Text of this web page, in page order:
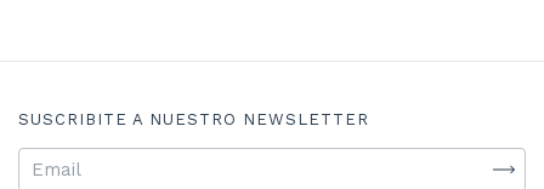
SUSCRIBITE A NUESTRO NEWSLETTER